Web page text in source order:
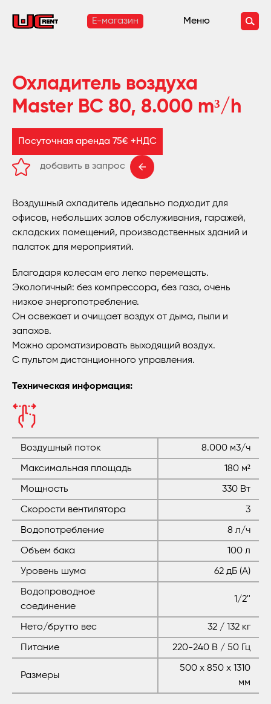
E-магазин Меню
Охладитель воздуха
Master BC 80, 8.000 m³/h
Посуточная аренда 75€ +НДС
добавить в запрос
Воздушный охладитель идеально подходит для
офисов, небольших залов обслуживания, гаражей,
складских помещений, производственных зданий и
палаток для мероприятий.
Благодаря колесам его легко перемещать.
Экологичный: без компрессора, без газа, очень
низкое энергопотребление.
Он освежает и очищает воздух от дыма, пыли и
запахов.
Можно ароматизировать выходящий воздух.
С пультом дистанционного управления.
Техническая информация:
Воздушный поток 8.000 м3/ч
Максимальная площадь 180 м²
Мощность 330 Вт
Скорости вентилятора 3
Водопотребление 8 л/ч
Объем бака 100 л
Уровень шума 62 дБ (A)
Водопроводное
соединение
1/2''
Нето/брутто вес 32 / 132 кг
Питание 220-240 В / 50 Гц
Размеры
500 x 850 x 1310
мм